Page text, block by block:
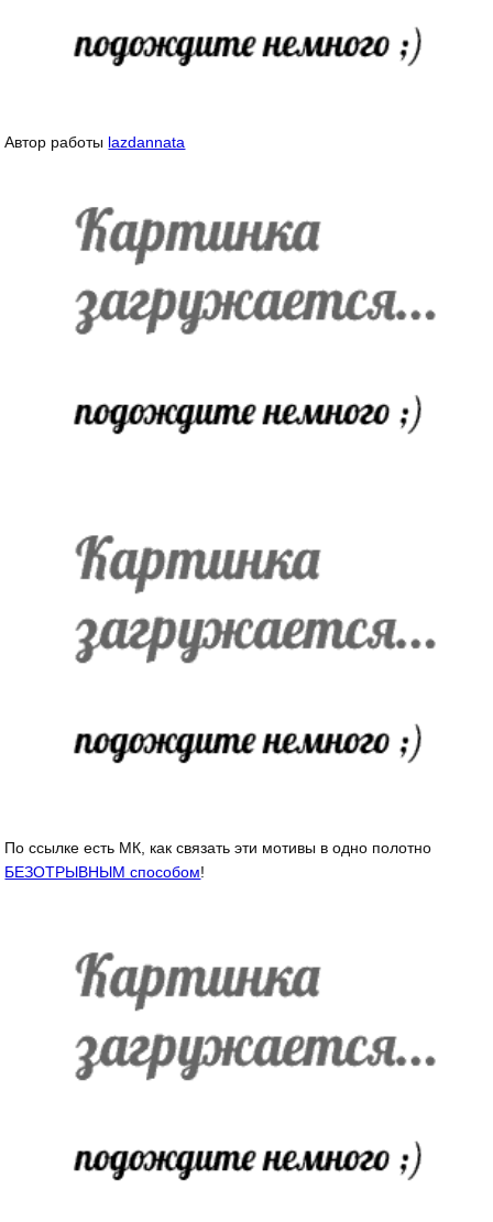
Автор работы lazdannata
По ссылке есть МК, как связать эти мотивы в одно полотно
БЕЗОТРЫВНЫМ способом!